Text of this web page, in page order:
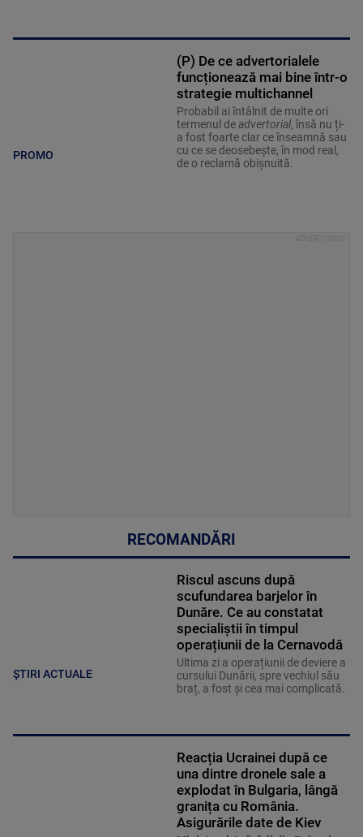
PROMO
(P) De ce advertorialele
funcționează mai bine într-o
strategie multichannel
Probabil ai întâlnit de multe ori
termenul deadvertorial, însă nu ți-
a fost foarte clar ce înseamnă sau
cu ce se deosebește, în mod real,
de o reclamă obișnuită.
RECOMANDĂRI
ȘTIRI ACTUALE
Riscul ascuns după
scufundarea barjelor în
Dunăre. Ce au constatat
specialiștii în timpul
operațiunii de la Cernavodă
Ultima zi a operațiunii de deviere a
cursului Dunării, spre vechiul său
braț, a fost și cea mai complicată.
Reacția Ucrainei după ce
una dintre dronele sale a
explodat în Bulgaria, lângă
granița cu România.
Asigurările date de Kiev